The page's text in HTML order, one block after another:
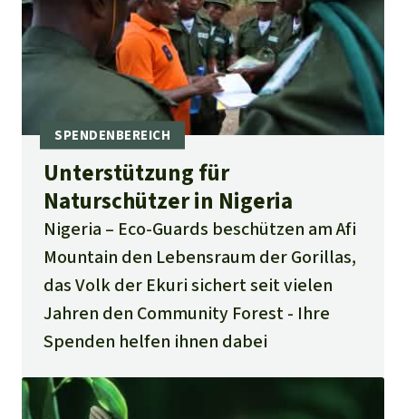
Unterstützung für
Naturschützer in Nigeria
Nigeria
Eco-Guards beschützen am Afi
Mountain den Lebensraum der Gorillas,
das Volk der Ekuri sichert seit vielen
Jahren den Community Forest - Ihre
Spenden helfen ihnen dabei